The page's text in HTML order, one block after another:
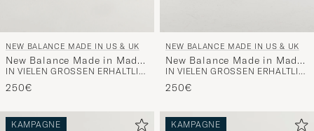
NEW BALANCE MADE IN US & UK
New Balance Made in Made
In UK 991 Sneakers Grey
IN VIELEN GRÖSSEN ERHÄLTLICH
250€
NEW BALANCE MADE IN US & UK
New Balance Made in Made
in UK 991v2 Wind Chime
IN VIELEN GRÖSSEN ERHÄLTLICH
250€
KAMPAGNE KAMPAGNE